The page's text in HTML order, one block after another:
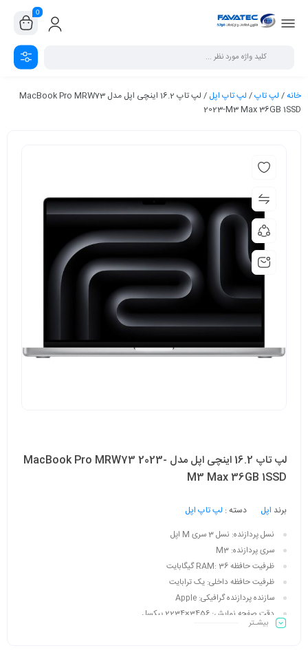
0
خانه/ لپ تاپ/ لپ تاپ اپل
/ لپ تاپ 16.2 اینچی اپل مدل MacBook Pro MRW73
2023-M3 Max 36GB 1SSD
لپ تاپ 16.2 اینچی اپل مدل MacBook Pro MRW73 2023-
M3 Max 36GB 1SSD
برند اپل دسته : لپ تاپ اپل
نسل پردازنده: نسل 3 سری M اپل
سری پردازنده: M3
ظرفیت حافظه RAM:36 گیگابایت
ظرفیت حافظه داخلی: یک ترابایت
سازنده پردازنده گرافیکی: Apple
دقت صفحه نمایش: 3456×2234 پیکسل
نرخ بروزرسانی تصویر:
بیشـتر